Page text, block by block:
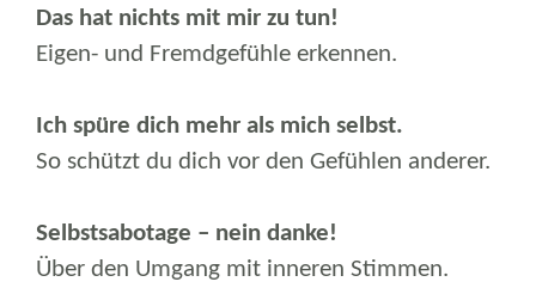
Das hat nichts mit mir zu tun!
Eigen- und Fremdgefühle erkennen.
Ich spüre dich mehr als mich selbst.
So schützt du dich vor den Gefühlen anderer.
Selbstsabotage – nein danke!
Über den Umgang mit inneren Stimmen.